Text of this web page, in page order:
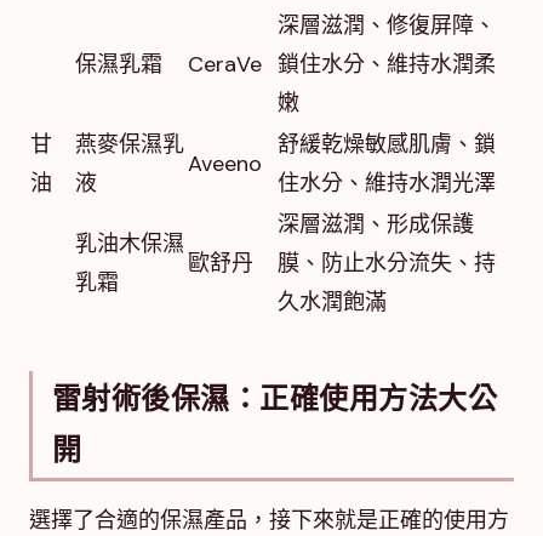
甘
油
保濕乳霜 CeraVe
深層滋潤、修復屏障、
鎖住水分、維持水潤柔
嫩
燕麥保濕乳
液
Aveeno
舒緩乾燥敏感肌膚、鎖
住水分、維持水潤光澤
乳油木保濕
乳霜
歐舒丹
深層滋潤、形成保護
膜、防止水分流失、持
久水潤飽滿
雷射術後保濕：正確使用方法大公
開
選擇了合適的保濕產品，接下來就是正確的使用方